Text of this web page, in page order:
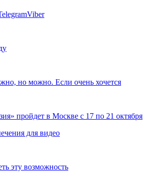
Viber
но можно. Если очень хочется
пройдет в Москве с 17 по 21 октября
для видео
эту возможность